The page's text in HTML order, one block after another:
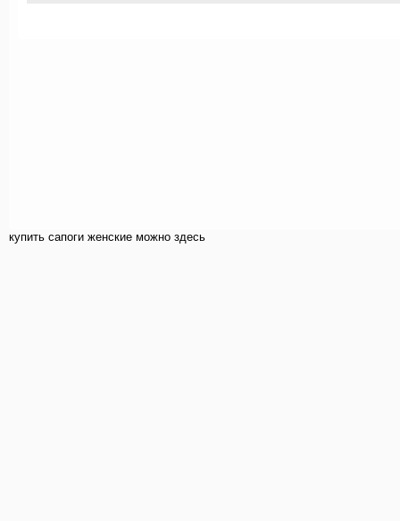
купить cапоги женские можно здесь